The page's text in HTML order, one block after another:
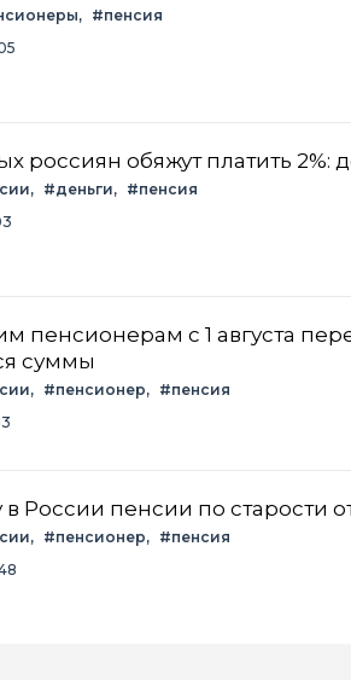
#пенсия
россиян обяжут платить
#деньги
#пенсия
пенсионерам с 1 августа
суммы
#пенсионер
#пенсия
в России пенсии по старости
#пенсионер
#пенсия